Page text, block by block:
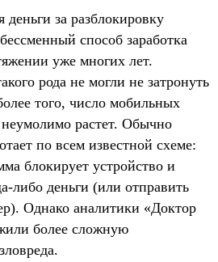
за разблокировку
способ заработка
уже многих лет.
рода не могли не затронуть
того, число мобильных
растет. Обычно
по всем известной схеме:
блокирует устройство и
либо деньги (или отправить
Однако аналитики «Доктор
более сложную